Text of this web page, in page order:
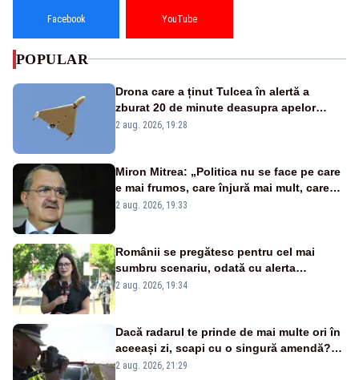
Facebook YouTube
POPULAR
Drona care a ținut Tulcea în alertă a
zburat 20 de minute deasupra apelor
României. Au fost ridicate două F-16
2 aug. 2026, 19:28
Miron Mitrea: „Politica nu se face pe care
e mai frumos, care înjură mai mult, care
țipă mai tare, ci pe proiecte”
2 aug. 2026, 19:33
Românii se pregătesc pentru cel mai
sumbru scenariu, odată cu alerta
energetică
2 aug. 2026, 19:34
Dacă radarul te prinde de mai multe ori în
aceeași zi, scapi cu o singură amendă?
Ce spune legea
2 aug. 2026, 21:29